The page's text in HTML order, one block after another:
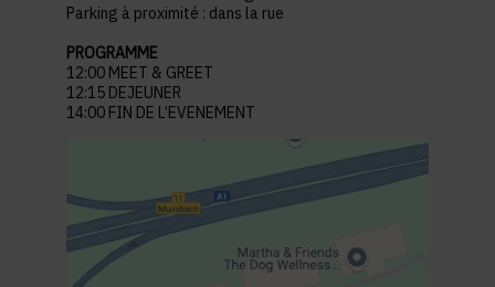
Parking à proximité : dans la rue
PROGRAMME
12:00 MEET & GREET
12:15 DEJEUNER
14:00 FIN DE L’EVENEMENT